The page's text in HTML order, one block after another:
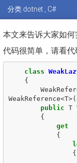
分类 dotnet C#
本文来告诉大家如
代码很简单，请看代
class
{
WeakReference<T>(
public T
{
get
{
{